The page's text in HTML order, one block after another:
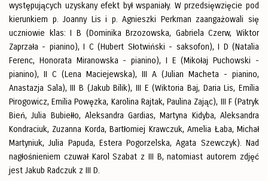
występujących uzyskany efekt był wspaniały. W przedsięwzięcie pod
kierunkiem p. Joanny Lis i p. Agnieszki Perkman zaangażowali się
uczniowie klas: I B (Dominika Brzozowska, Gabriela Czerw, Wiktor
Zaprzała - pianino), I C (Hubert Słotwiński - saksofon), I D (Natalia
Ferenc, Honorata Miranowska - pianino), I E (Mikołaj Puchowski -
pianino), II C (Lena Maciejewska), III A (Julian Macheta - pianino,
Anastazja Sala), III B (Jakub Bilik), III E (Wiktoria Baj, Daria Lis, Emilia
Pirogowicz, Emilia Powęzka, Karolina Rajtak, Paulina Zając), III F (Patryk
Bień, Julia Bubiełło, Aleksandra Gardias, Martyna Kidyba, Aleksandra
Kondraciuk, Zuzanna Korda, Bartłomiej Krawczuk, Amelia Łaba, Michał
Martyniuk, Julia Papuda, Estera Pogorzelska, Agata Szewczyk). Nad
nagłośnieniem czuwał Karol Szabat z III B, natomiast autorem zdjęć
jest Jakub Radczuk z III D.